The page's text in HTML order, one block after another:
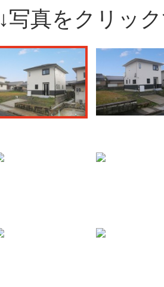
↓写真をクリッ